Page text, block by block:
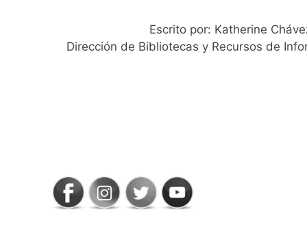
Escrito por: Katherine
Dirección de Bibliotecas y Recursos de